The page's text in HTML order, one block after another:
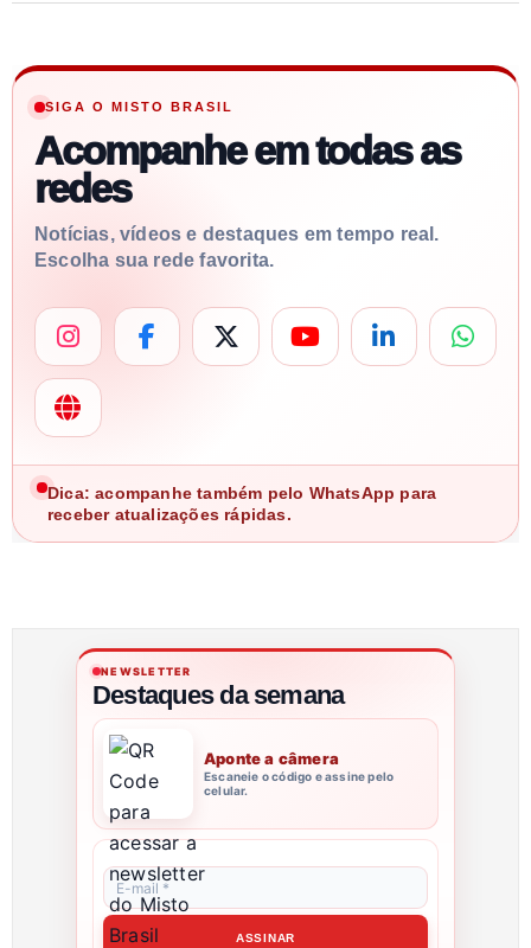
SIGA O MISTO BRASIL
Acompanhe em todas as
redes
Notícias, vídeos e destaques em tempo real.
Escolha sua rede favorita.
Dica: acompanhe também pelo WhatsApp para
receber atualizações rápidas.
NEWSLETTER
Destaques da semana
Aponte a câmera
Escaneie o código e assine pelo
celular.